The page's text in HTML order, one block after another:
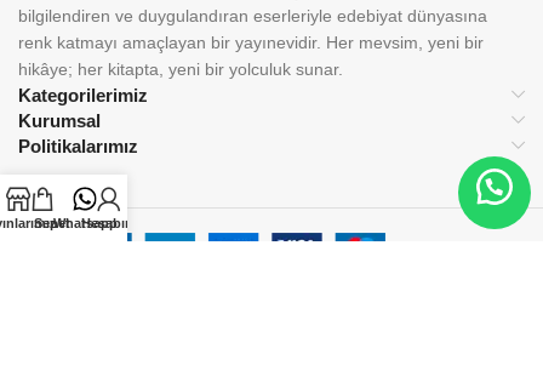
Kategorilerimiz
Kurumsal
Politikalarımız
bilgilendiren ve duygulandıran eserleriyle edebiyat dünyasına
renk katmayı amaçlayan bir yayınevidir. Her mevsim, yeni bir
hikâye; her kitapta, yeni bir yolculuk sunar.
SepetWhatsapp
Hesabım